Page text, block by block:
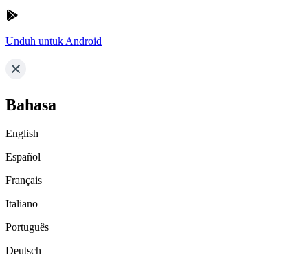
Unduh untuk Android
Bahasa
English
Español
Français
Italiano
Português
Deutsch